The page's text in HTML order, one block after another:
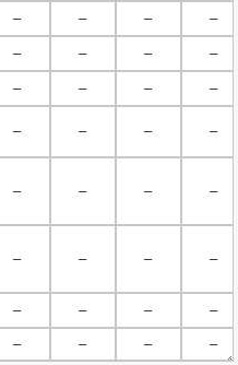
－ － －
－
－ － －
－
－ － －
－
－ － － －
－ － － －
－ － － －
－ － － －
－ － － －